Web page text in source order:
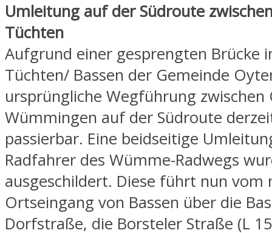
Umleitung auf der Südroute
Tüchten
Aufgrund einer gesprengten Brücke
Tüchten/ Bassen der Gemeinde
ursprüngliche Wegführung zwischen
Wümmingen auf der Südroute
passierbar. Eine beidseitige
Radfahrer des Wümme-Radwegs
ausgeschildert. Diese führt nun vom
Ortseingang von Bassen über die
Dorfstraße, die Borsteler Straße (L